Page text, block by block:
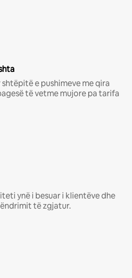
e pushimeve me qira
të vetme mujore pa tarifa
ynë i besuar i klientëve dhe
të zgjatur.